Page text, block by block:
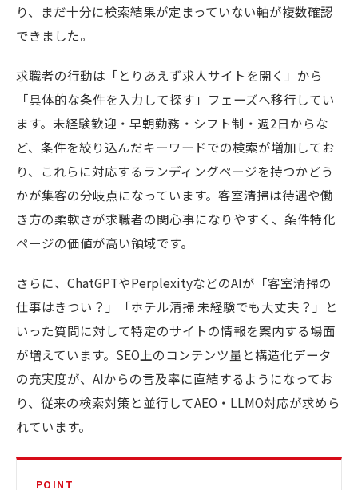
り、まだ十分に検索結果が定まっていない軸が複数確認
できました。
求職者の行動は「とりあえず求人サイトを開く」から
「具体的な条件を入力して探す」フェーズへ移行してい
ます。未経験歓迎・早朝勤務・シフト制・週2日からな
ど、条件を絞り込んだキーワードでの検索が増加してお
り、これらに対応するランディングページを持つかどう
かが集客の分岐点になっています。客室清掃は待遇や働
き方の柔軟さが求職者の関心事になりやすく、条件特化
ページの価値が高い領域です。
さらに、ChatGPTやPerplexityなどのAIが「客室清掃の
仕事はきつい？」「ホテル清掃 未経験でも大丈夫？」と
いった質問に対して特定のサイトの情報を案内する場面
が増えています。SEO上のコンテンツ量と構造化データ
の充実度が、AIからの言及率に直結するようになってお
り、従来の検索対策と並行してAEO・LLMO対応が求めら
れています。
POINT